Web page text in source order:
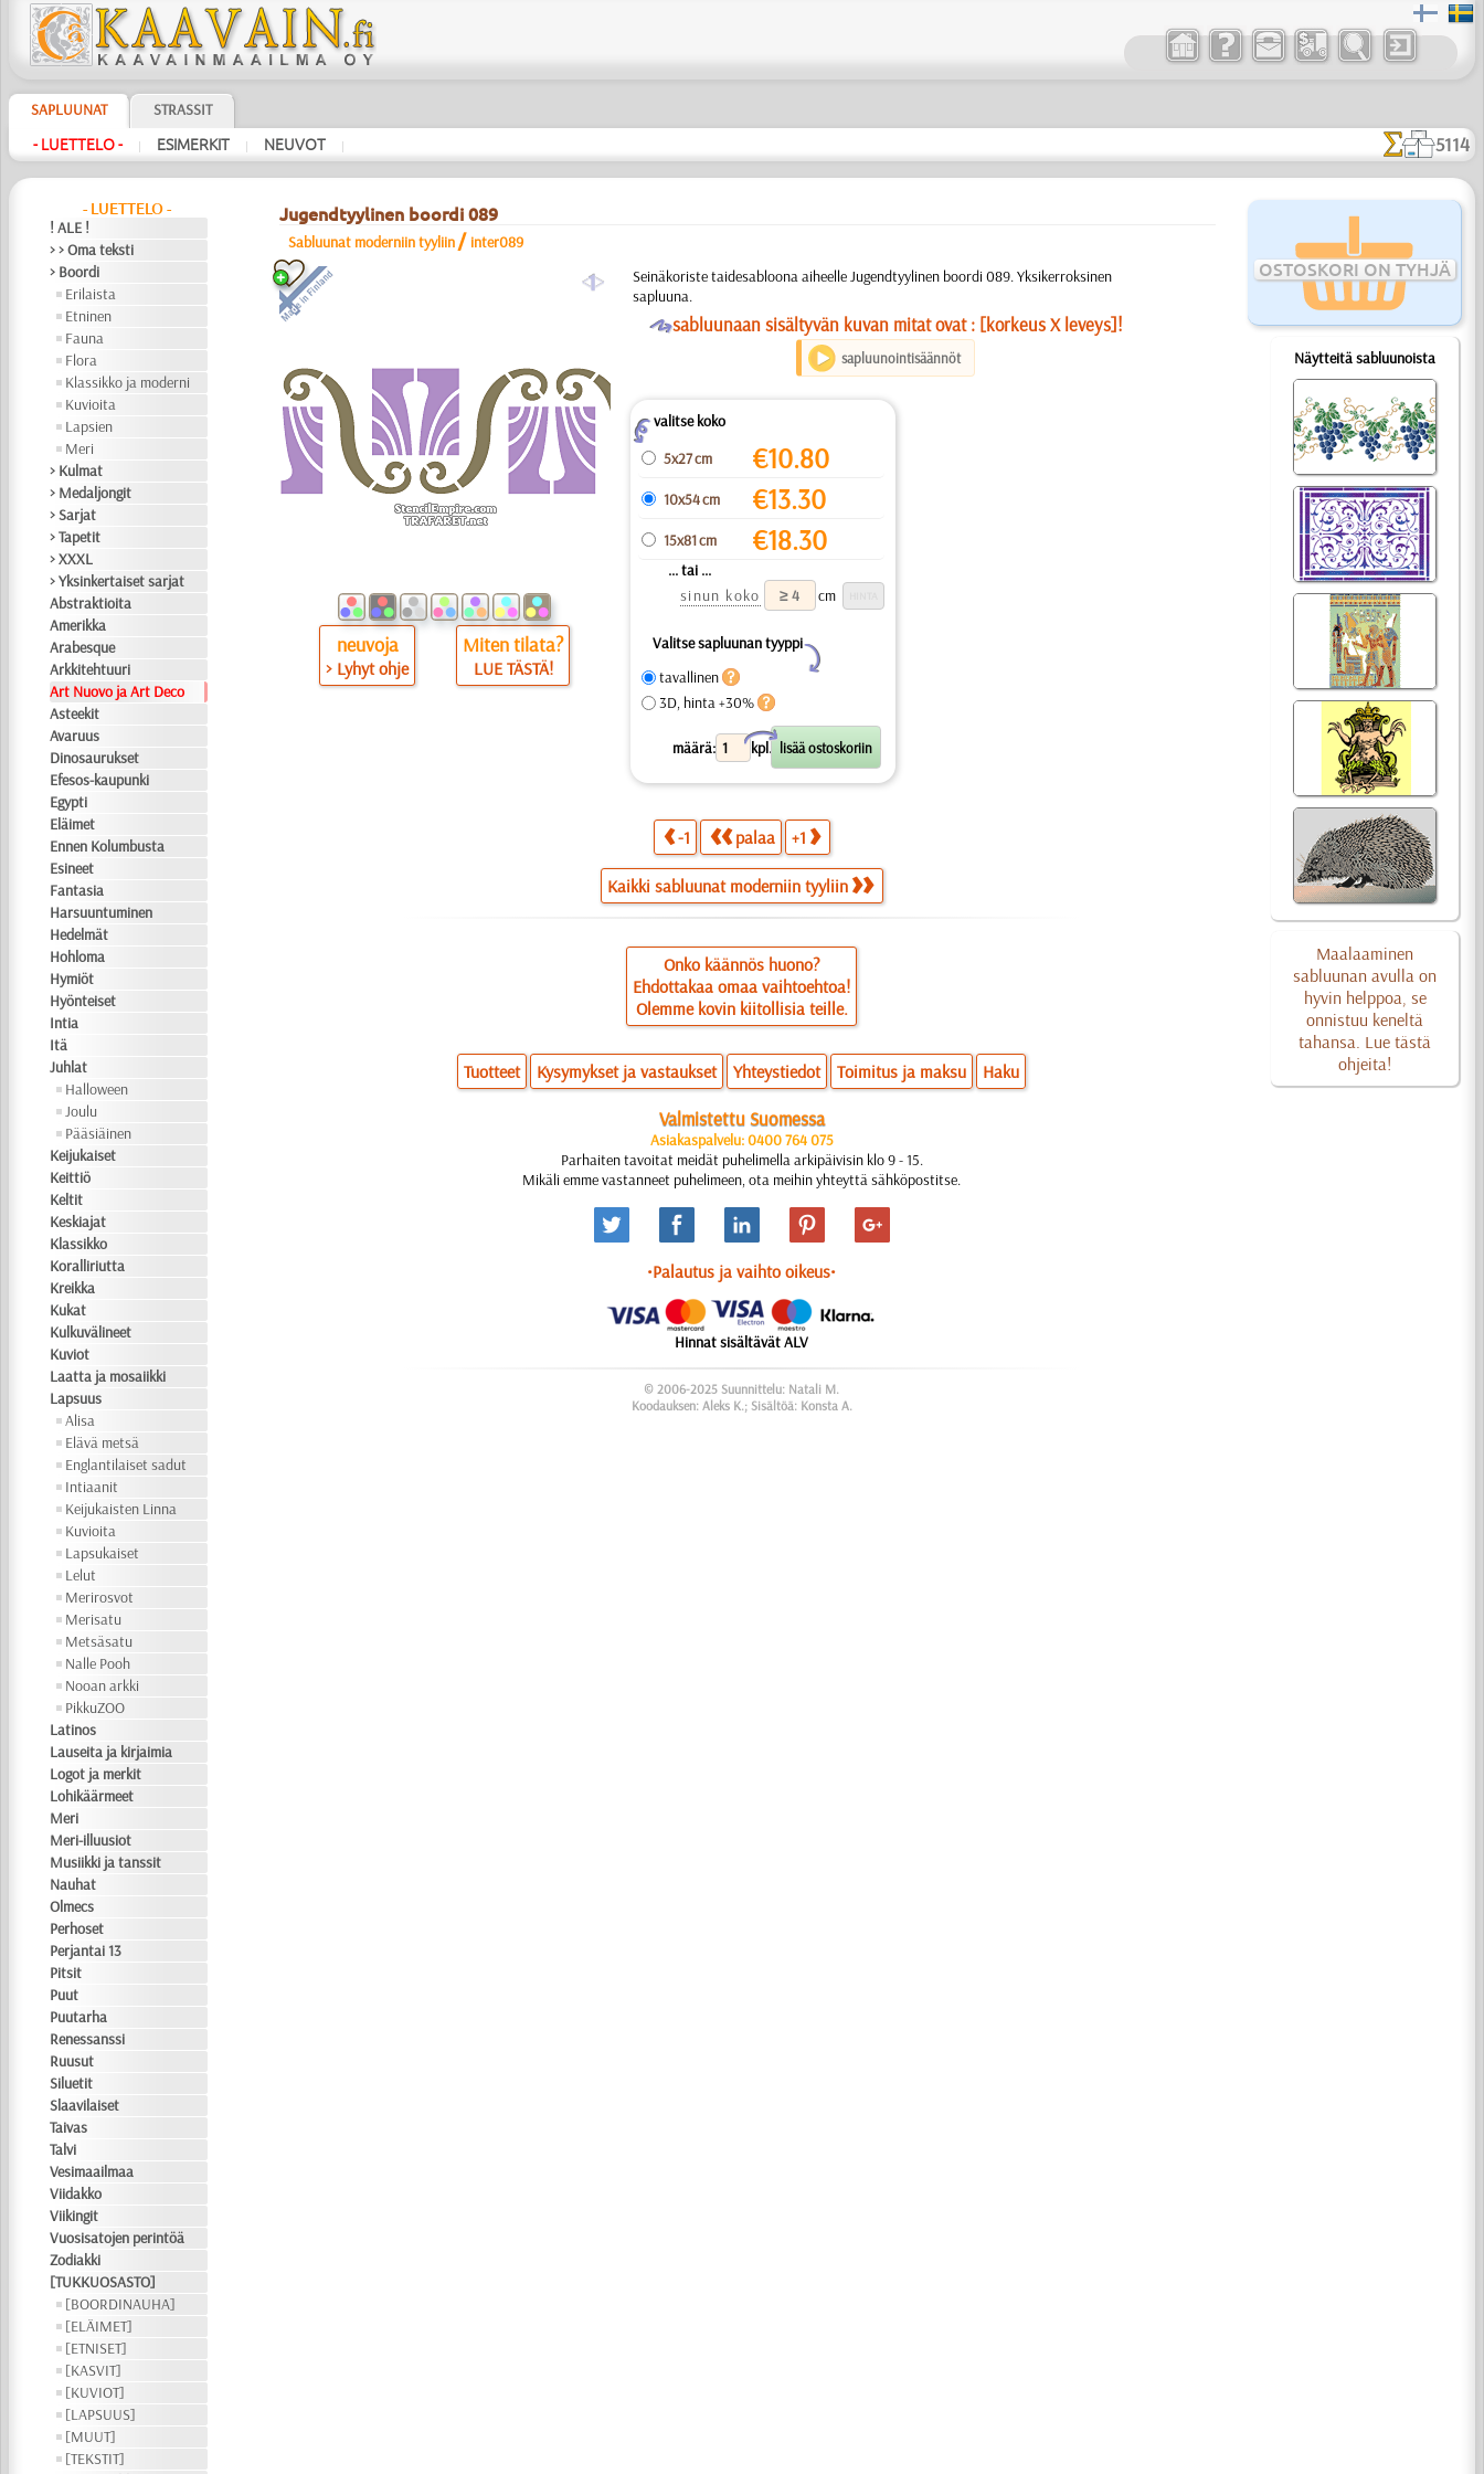
SAPLUUNAT STRASSIT
- LUETTELO - | ESIMERKIT | NEUVOT | 5114
- LUETTELO -
! ALE !
> > Oma teksti
> Boordi
Erilaista
Etninen
Fauna
Flora
Klassikko ja moderni
Kuvioita
Lapsien
Meri
> Kulmat
> Medaljongit
> Sarjat
> Tapetit
> XXXL
> Yksinkertaiset sarjat
Abstraktioita
Amerikka
Arabesque
Arkkitehtuuri
Art Nuovo ja Art Deco
Asteekit
Avaruus
Dinosaurukset
Efesos-kaupunki
Egypti
Eläimet
Ennen Kolumbusta
Esineet
Fantasia
Harsuuntuminen
Hedelmät
Hohloma
Hymiöt
Hyönteiset
Intia
Itä
Juhlat
Halloween
Joulu
Pääsiäinen
Keijukaiset
Keittiö
Keltit
Keskiajat
Klassikko
Koralliriutta
Kreikka
Kukat
Kulkuvälineet
Kuviot
Laatta ja mosaiikki
Lapsuus
Alisa
Elävä metsä
Englantilaiset sadut
Intiaanit
Keijukaisten Linna
Kuvioita
Lapsukaiset
Lelut
Merirosvot
Merisatu
Metsäsatu
Nalle Pooh
Nooan arkki
PikkuZOO
Latinos
Lauseita ja kirjaimia
Logot ja merkit
Lohikäärmeet
Meri
Meri-illuusiot
Musiikki ja tanssit
Nauhat
Olmecs
Perhoset
Perjantai 13
Pitsit
Puut
Puutarha
Renessanssi
Ruusut
Siluetit
Slaavilaiset
Taivas
Talvi
Vesimaailmaa
Viidakko
Viikingit
Vuosisatojen perintöä
Zodiakki
[TUKKUOSASTO]
[BOORDINAUHA]
[ELÄIMET]
[ETNISET]
[KASVIT]
[KUVIOT]
[LAPSUUS]
[MUUT]
[TEKSTIT]
OSTOSKORI ON TYHJÄ
Näytteitä sabluunoista
Maalaaminen
sabluunan avulla on
hyvin helppoa, se
onnistuu keneltä
tahansa. Lue tästä
ohjeita!
Jugendtyylinen boordi 089
Sabluunat moderniin tyyliin / inter089
a
neuvoja
> Lyhyt ohje
Miten tilata?
LUE TÄSTÄ!
Seinäkoriste taidesabloona aiheelle Jugendtyylinen boordi 089. Yksikerroksinen
sapluuna.
Osabluunaan sisältyvän kuvan mitat ovat : [korkeus X leveys]!
sapluunointisäännöt
Zvalitse koko
5x27 cm
€10.80
10x54 cm €13.30
15x81 cm €18.30
... tai ...
sinun koko
cm
Valitse sapluunan tyyppi
Y
tavallinen
3D, hinta +30%
määrä: kpl.
X
-1 palaa +1
Kaikki sabluunat moderniin tyyliin
Onko käännös huono?
Ehdottakaa omaa vaihtoehtoa!
Olemme kovin kiitollisia teille.
Tuotteet Kysymykset ja vastaukset Yhteystiedot Toimitus ja maksu Haku
Valmistettu Suomessa
Asiakaspalvelu: 0400 764 075
Parhaiten tavoitat meidät puhelimella arkipäivisin klo 9 - 15.
Mikäli emme vastanneet puhelimeen, ota meihin yhteyttä sähköpostitse.
•Palautus ja vaihto oikeus•
Hinnat sisältävät ALV
© 2006-2025 Suunnittelu: Natali M.
Koodauksen: Aleks K.; Sisältöä: Konsta A.